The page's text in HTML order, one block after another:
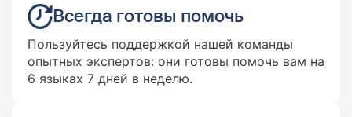
Всегда готовы помочь
Пользуйтесь поддержкой нашей команды
опытных экспертов: они готовы помочь вам на
6 языках 7 дней в неделю.